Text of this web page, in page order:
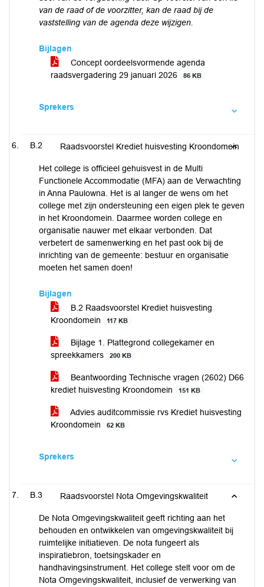
van de raad of de voorzitter, kan de raad bij de
vaststelling van de agenda deze wijzigen.
Bijlagen
Concept oordeelsvormende agenda
raadsvergadering 29 januari 2026
86 KB
Sprekers
B.2 Raadsvoorstel Krediet huisvesting Kroondomein
Het college is officieel gehuisvest in de Multi
Functionele Accommodatie (MFA) aan de Verwachting
in Anna Paulowna. Het is al langer de wens om het
college met zijn ondersteuning een eigen plek te geven
in het Kroondomein. Daarmee worden college en
organisatie nauwer met elkaar verbonden. Dat
verbetert de samenwerking en het past ook bij de
inrichting van de gemeente: bestuur en organisatie
moeten het samen doen!
Bijlagen
B.2 Raadsvoorstel Krediet huisvesting
Kroondomein
117 KB
Bijlage 1. Plattegrond collegekamer en
spreekkamers
200 KB
Beantwoording Technische vragen (2602) D66
krediet huisvesting Kroondomein
151 KB
Advies auditcommissie rvs Krediet huisvesting
Kroondomein
62 KB
Sprekers
B.3 Raadsvoorstel Nota Omgevingskwaliteit
De Nota Omgevingskwaliteit geeft richting aan het
behouden en ontwikkelen van omgevingskwaliteit bij
ruimtelijke initiatieven. De nota fungeert als
inspiratiebron, toetsingskader en
handhavingsinstrument. Het college stelt voor om de
Nota Omgevingskwaliteit, inclusief de verwerking van